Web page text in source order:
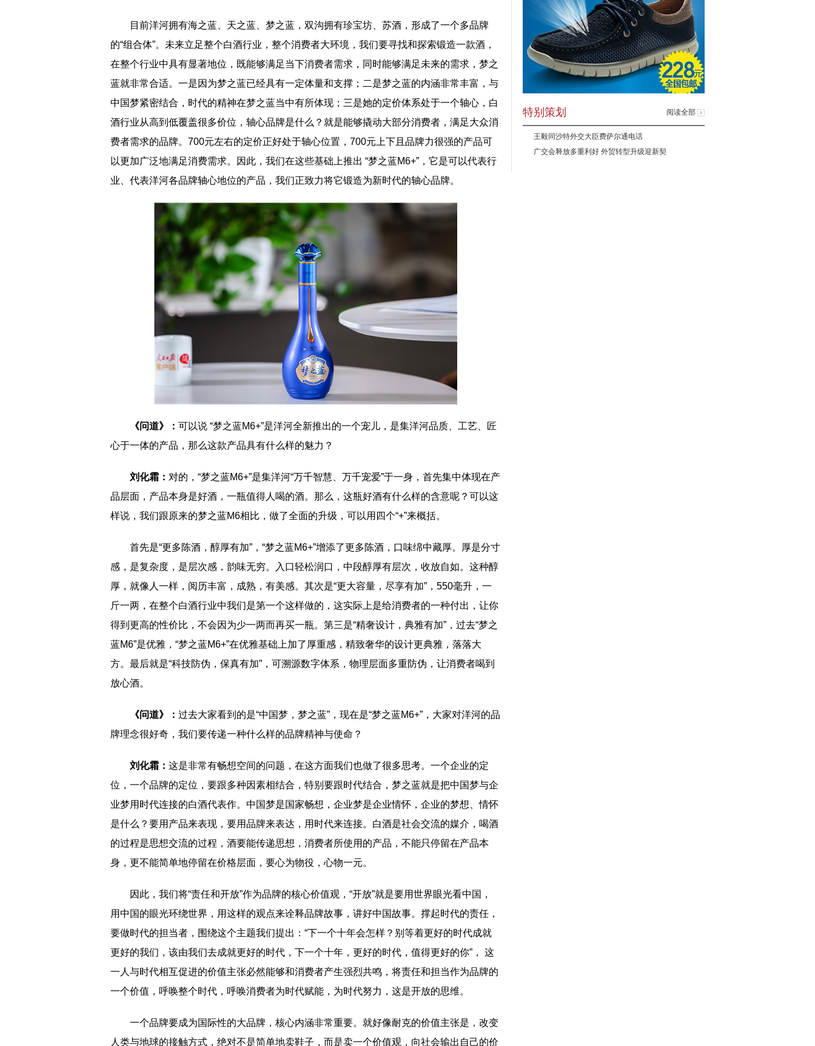
目前洋河拥有海之蓝、天之蓝、梦之蓝，双沟拥有珍宝坊、苏酒，形成了一个多品牌
的“组合体”。未来立足整个白酒行业，整个消费者大环境，我们要寻找和探索锻造一款酒，
在整个行业中具有显著地位，既能够满足当下消费者需求，同时能够满足未来的需求，梦之
蓝就非常合适。一是因为梦之蓝已经具有一定体量和支撑；二是梦之蓝的内涵非常丰富，与
中国梦紧密结合，时代的精神在梦之蓝当中有所体现；三是她的定价体系处于一个轴心，白
酒行业从高到低覆盖很多价位，轴心品牌是什么？就是能够撬动大部分消费者，满足大众消
费者需求的品牌。700元左右的定价正好处于轴心位置，700元上下且品牌力很强的产品可
以更加广泛地满足消费需求。因此，我们在这些基础上推出 “梦之蓝M6+”，它是可以代表行
业、代表洋河各品牌轴心地位的产品，我们正致力将它锻造为新时代的轴心品牌。
《问道》： 可以说 “梦之蓝M6+”是洋河全新推出的一个宠儿，是集洋河品质、工艺、匠
心于一体的产品，那么这款产品具有什么样的魅力？
刘化霜： 对的，“梦之蓝M6+”是集洋河“万千智慧、万千宠爱”于一身，首先集中体现在产
品层面，产品本身是好酒，一瓶值得人喝的酒。那么，这瓶好酒有什么样的含意呢？可以这
样说，我们跟原来的梦之蓝M6相比，做了全面的升级，可以用四个“+”来概括。
首先是“更多陈酒，醇厚有加”，“梦之蓝M6+”增添了更多陈酒，口味绵中藏厚。厚是分寸
感，是复杂度，是层次感，韵味无穷。入口轻松润口，中段醇厚有层次，收放自如。这种醇
厚，就像人一样，阅历丰富，成熟，有美感。其次是“更大容量，尽享有加”，550毫升，一
斤一两，在整个白酒行业中我们是第一个这样做的，这实际上是给消费者的一种付出，让你
得到更高的性价比，不会因为少一两而再买一瓶。第三是“精奢设计，典雅有加”，过去“梦之
蓝M6”是优雅，“梦之蓝M6+”在优雅基础上加了厚重感，精致奢华的设计更典雅，落落大
方。最后就是“科技防伪，保真有加”，可溯源数字体系，物理层面多重防伪，让消费者喝到
放心酒。
《问道》： 过去大家看到的是“中国梦，梦之蓝”，现在是“梦之蓝M6+”，大家对洋河的品
牌理念很好奇，我们要传递一种什么样的品牌精神与使命？
刘化霜： 这是非常有畅想空间的问题，在这方面我们也做了很多思考。一个企业的定
位，一个品牌的定位，要跟多种因素相结合，特别要跟时代结合，梦之蓝就是把中国梦与企
业梦用时代连接的白酒代表作。中国梦是国家畅想，企业梦是企业情怀，企业的梦想、情怀
是什么？要用产品来表现，要用品牌来表达，用时代来连接。白酒是社会交流的媒介，喝酒
的过程是思想交流的过程，酒要能传递思想，消费者所使用的产品，不能只停留在产品本
身，更不能简单地停留在价格层面，要心为物役，心物一元。
因此，我们将“责任和开放”作为品牌的核心价值观，“开放”就是要用世界眼光看中国，
用中国的眼光环绕世界，用这样的观点来诠释品牌故事，讲好中国故事。撑起时代的责任，
要做时代的担当者，围绕这个主题我们提出：“下一个十年会怎样？别等着更好的时代成就
更好的我们，该由我们去成就更好的时代，下一个十年，更好的时代，值得更好的你”， 这
一人与时代相互促进的价值主张必然能够和消费者产生强烈共鸣，将责任和担当作为品牌的
一个价值，呼唤整个时代，呼唤消费者为时代赋能，为时代努力，这是开放的思维。
一个品牌要成为国际性的大品牌，核心内涵非常重要。就好像耐克的价值主张是，改变
人类与地球的接触方式，绝对不是简单地卖鞋子，而是卖一个价值观，向社会输出自己的价
特别策划 阅读全部
王毅同沙特外交大臣费萨尔通电话
广交会释放多重利好 外贸转型升级迎新契